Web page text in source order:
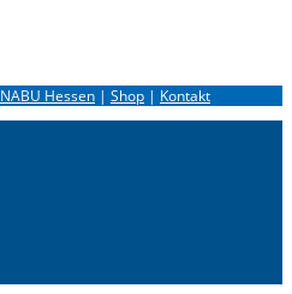
NABU Hessen | Shop | Kontakt